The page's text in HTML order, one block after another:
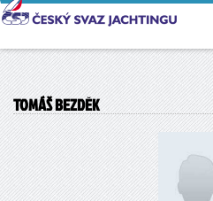
TOMÁŠ BEZDĚK